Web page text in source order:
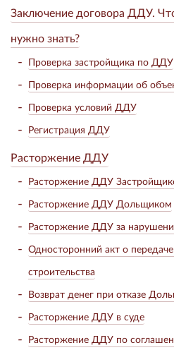
Заключение договора ДДУ.
нужно знать?
Проверка застройщика по ДДУ
Проверка информации об
Проверка условий ДДУ
Регистрация ДДУ
Расторжение ДДУ
Расторжение ДДУ
Расторжение ДДУ Дольщиком
Расторжение ДДУ за
Односторонний акт о
строительства
Возврат денег при отказе
Расторжение ДДУ в суде
Расторжение ДДУ по